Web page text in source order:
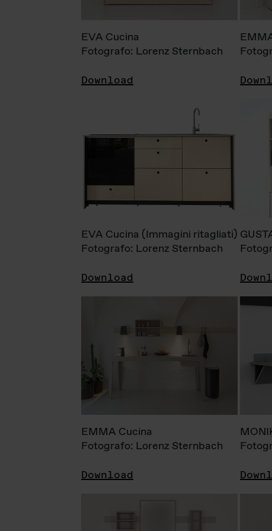
EVA Cucina
Fotografo: Lorenz Sternbach
Download
EVA Cucina (Immagini ritagliati)
Fotografo: Lorenz Sternbach
Download
EMMA Cucina
Fotografo: Lorenz Sternbach
Download